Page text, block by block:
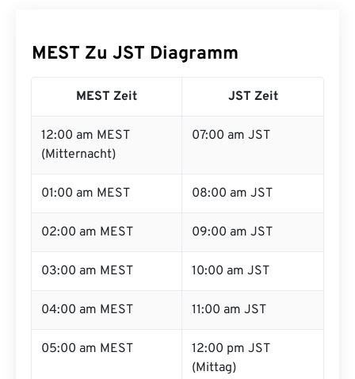
MEST Zu JST Diagramm
MEST Zeit JST Zeit
12:00 am MEST
(Mitternacht)
07:00 am JST
01:00 am MEST 08:00 am JST
02:00 am MEST 09:00 am JST
03:00 am MEST 10:00 am JST
04:00 am MEST 11:00 am JST
05:00 am MEST
12:00 pm JST
(Mittag)